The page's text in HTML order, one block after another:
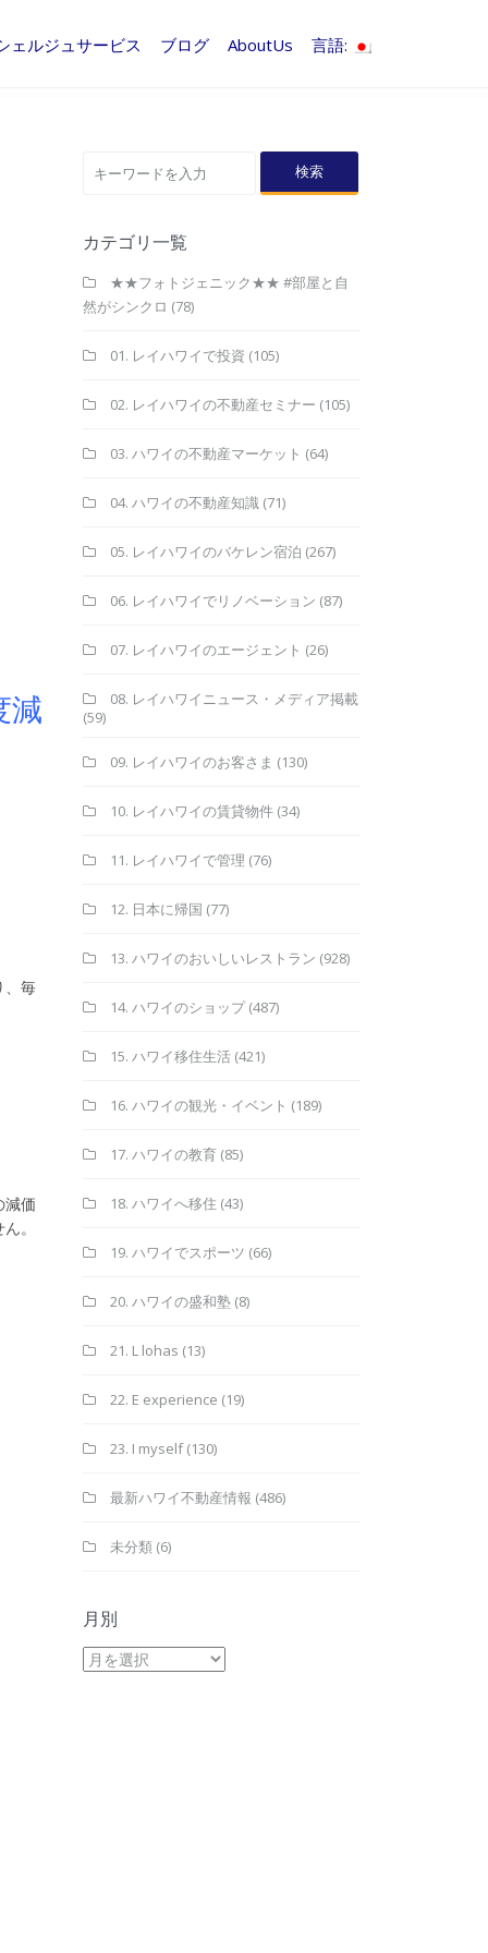
ェルジュサービス ブログ AboutUs 言語:
減
、毎
減価
。
検索
カテゴリ一覧
★★フォトジェニック★★ #部屋と自
然がシンクロ (78)
01. レイハワイで投資 (105)
02. レイハワイの不動産セミナー (105)
03. ハワイの不動産マーケット (64)
04. ハワイの不動産知識 (71)
05. レイハワイのバケレン宿泊 (267)
06. レイハワイでリノベーション (87)
07. レイハワイのエージェント (26)
08. レイハワイニュース・メディア掲載
(59)
09. レイハワイのお客さま (130)
10. レイハワイの賃貸物件 (34)
11. レイハワイで管理 (76)
12. 日本に帰国 (77)
13. ハワイのおいしいレストラン (928)
14. ハワイのショップ(487)
15. ハワイ移住生活 (421)
16. ハワイの観光・イベント (189)
17. ハワイの教育 (85)
18. ハワイへ移住 (43)
19. ハワイでスポーツ (66)
20. ハワイの盛和塾 (8)
21. L lohas (13)
22. E experience (19)
23. I myself(130)
最新ハワイ不動産情報 (486)
未分類 (6)
月別
月
別